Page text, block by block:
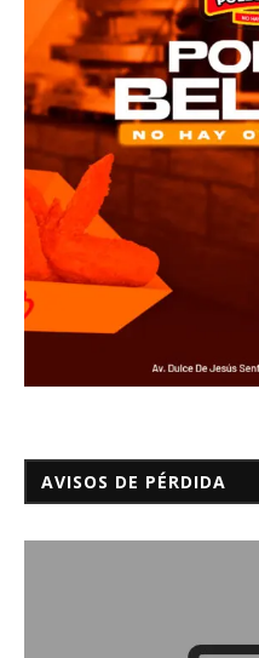
AVISOS DE PÉRDIDA